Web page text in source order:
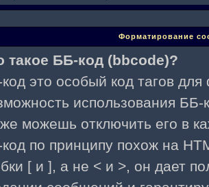
Форматирование
такое ББ-код (bbcode)?
это особый код тагов
использования
можешь отключить его в
по принципу похож на
[ и ], а не < и >, он дает